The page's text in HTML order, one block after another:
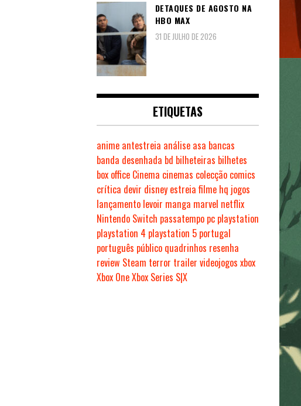
DETAQUES DE AGOSTO NA
HBO MAX
31 DE JULHO DE 2026
ETIQUETAS
anime antestreia análise asa bancas
banda desenhada bd bilheteiras bilhetes
box office Cinema cinemas colecção comics
crítica devir disney estreiafilme hq jogos
lançamento levoir manga marvel netflix
Nintendo Switch passatempo pc playstation
playstation 4 playstation 5 portugal
português público quadrinhos resenha
review Steam terror trailer videojogos xbox
Xbox OneXbox Series S|X